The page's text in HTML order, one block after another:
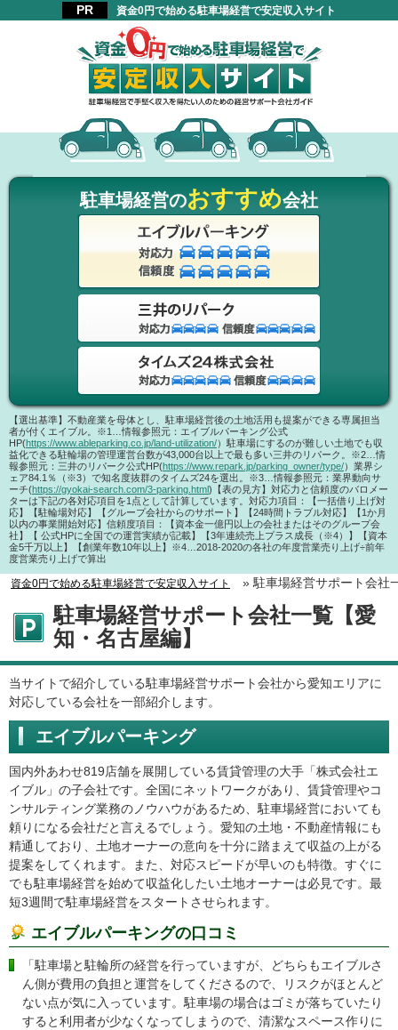
資金0円で始める駐車場経営で安定収入サイト
駐車場経営のおすすめ会社
【選出基準】 不動産業を母体とし、駐車場経営後の土地活用も提案ができる専属担当
者が付くエイブル。 ※1…情報参照元：エイブルパーキング公式
HP(https://www.ableparking.co.jp/land-utilization/） 駐車場にするのが難しい土地でも収
益化できる駐輪場の管理運営台数が43,000台以上で最も多い三井のリパーク。 ※2…情
報参照元：三井のリパーク公式HP(https://www.repark.jp/parking_owner/type/） 業界シ
ェア84.1％（※3）で知名度抜群のタイムズ24を選出。 ※3…情報参照元：業界動向サ
ーチ(https://gyokai-search.com/3-parking.html) 【表の見方】 対応力と信頼度のバロメー
ターは下記の各対応項目を1点として計算しています。 対応力項目：【一括借り上げ対
応】【駐輪場対応】【グループ会社からのサポート】【24時間トラブル対応】【1か月
以内の事業開始対応】 信頼度項目：【資本金一億円以上の会社またはそのグループ会
社】【 公式HPに全国での運営実績が記載】【3年連続売上プラス成長（※4）】【資本
金5千万以上】【創業年数10年以上】※4…2018-2020の各社の年度営業売り上げ÷前年
度営業売り上げで算出
資金0円で始める駐車場経営で安定収入サイト »駐車場経営サポート会社
駐車場経営サポート会社一覧【愛
知・名古屋編】
当サイトで紹介している駐車場経営サポート会社から愛知エリアに
対応している会社を一部紹介します。
エイブルパーキング
国内外あわせ819店舗を展開している賃貸管理の大手「株式会社エ
イブル」の子会社です。全国にネットワークがあり、賃貸管理やコ
ンサルティング業務のノウハウがあるため、駐車場経営においても
頼りになる会社だと言えるでしょう。愛知の土地・不動産情報にも
精通しており、土地オーナーの意向を十分に踏まえて収益の上がる
提案をしてくれます。また、対応スピードが早いのも特徴。すぐに
でも駐車場経営を始めて収益化したい土地オーナーは必見です。最
短3週間で駐車場経営をスタートさせられます。
エイブルパーキングの口コミ
「駐車場と駐輪所の経営を行っていますが、どちらもエイブルさ
ん側が費用の負担と運営をしてくださるので、リスクがほとんど
ない点が気に入っています。駐車場の場合はゴミが落ちていたり
すると利用者が少なくなってしまうので、清潔なスペース作りに